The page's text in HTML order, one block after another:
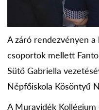
A záró rendezvényen
csoportok mellett
Sütő Gabriella
Népfőiskola Kösöntyű
A Muravidék